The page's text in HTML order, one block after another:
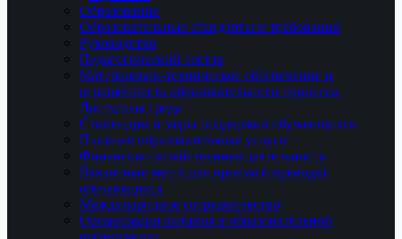
Образование
Образовательные стандарты и требования
Руководство
Педагогический состав
Материально-техническое обеспечение и
оснащённость образовательного процесса.
Доступная среда
Стипендии и меры поддержки обучающихся
Платные образовательные услуги
Финансово-хозяйственная деятельность
Вакантные места для приема (перевода)
обучающихся
Международное сотрудничество
Организация питания в образовательной
организации